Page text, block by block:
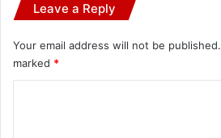
Leave a Reply
Your email address will not be published.
marked *